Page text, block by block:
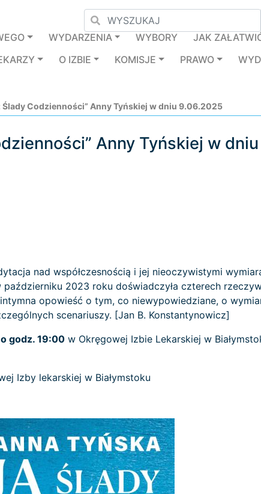
WYDARZENIA WYBORY
JAK
O IZBIE KOMISJE PRAWO
Ślady Codzienności” Anny Tyńskiej w dniu 9.06.2025
Anny Tyńskiej w
nad współczesnością i jej nieoczywistymi
2023 roku doświadczyła czterech
opowieść o tym, co niewypowiedziane, o
scenariuszy. [Jan B. Konstantynowicz]
godz. 19:00 w Okręgowej Izbie Lekarskiej w
Izby lekarskiej w Białymstoku